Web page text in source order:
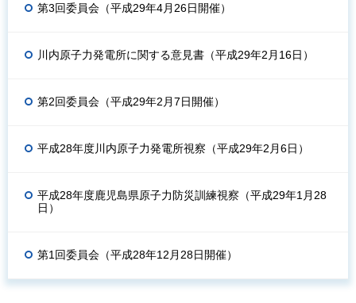
第3回委員会（平成29年4月26日開催）
川内原子力発電所に関する意見書（平成29年2月16日）
第2回委員会（平成29年2月7日開催）
平成28年度川内原子力発電所視察（平成29年2月6日）
平成28年度鹿児島県原子力防災訓練視察（平成29年1月28
日）
第1回委員会（平成28年12月28日開催）